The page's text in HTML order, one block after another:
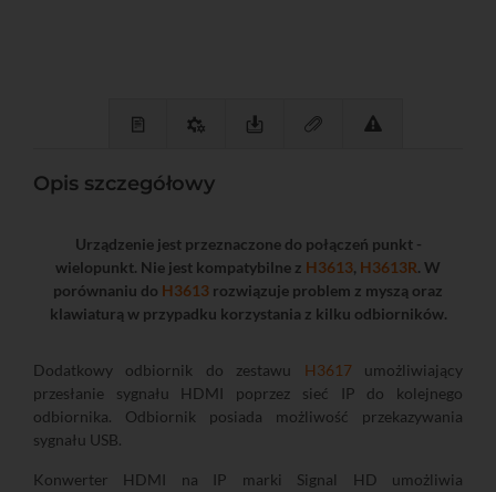
Opis szczegółowy
Urządzenie jest przeznaczone do połączeń punkt -
wielopunkt. Nie jest kompatybilne z H3613, H3613R. W
porównaniu do H3613 rozwiązuje problem z myszą oraz
klawiaturą w przypadku korzystania z kilku odbiorników.
Dodatkowy odbiornik do zestawu H3617umożliwiający
przesłanie sygnału HDMI poprzez sieć IP do kolejnego
odbiornika. Odbiornik posiada możliwość przekazywania
sygnału USB.
Konwerter HDMI na IP marki Signal HD umożliwia